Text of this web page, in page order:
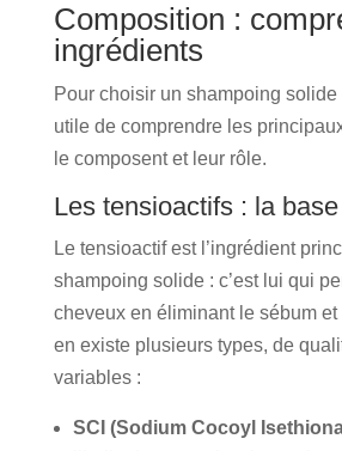
Composition :
ingrédients
Pour choisir un shampoing
utile de comprendre les
le composent et leur rôle.
Les tensioactifs : la
Le tensioactif est l’ingrédient
shampoing solide : c’est lui qui
cheveux en éliminant le sébum et
en existe plusieurs types, de
variables :
SCI (Sodium Cocoyl